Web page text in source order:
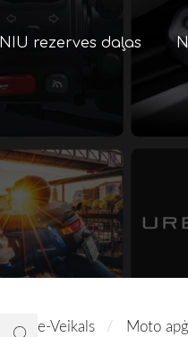
NIU rezerves daļas
e-Veikals Moto